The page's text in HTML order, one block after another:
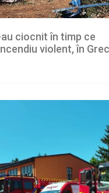
ciocnit în timp ce
violent, în